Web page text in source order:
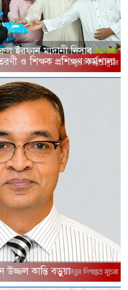
ইরফান মাদানী নিসাব
ও শিক্ষক প্রশিক্ষণ কর্মশালা
উজ্জল কান্তি বড়ুয়া